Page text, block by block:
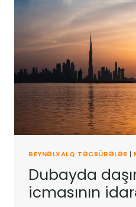
BEYNƏLXALQ TƏCRÜBƏLƏR |
Dubayda
icmasının